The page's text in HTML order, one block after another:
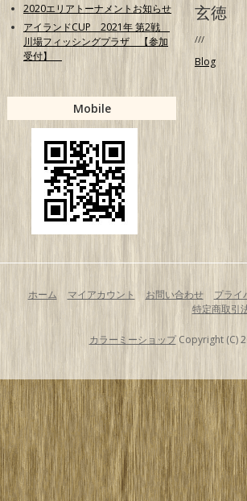
2020エリアトーナメントお知らせ
アイランドCUP 2021年 第2戦
川場フィッシングプラザ 【参加
受付】
玄徳
///
Blog
Mobile
ホーム マイアカウント お問い合わせ
プライ
特定商取引
カラーミーショップCopyright (C)